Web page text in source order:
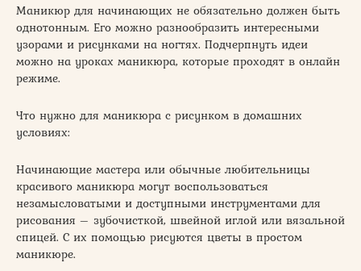
Маникюр для начинающих не обязательно должен быть
однотонным. Его можно разнообразить интересными
узорами и рисунками на ногтях. Подчерпнуть идеи
можно на уроках маникюра, которые проходят в онлайн
режиме.
Что нужно для маникюра с рисунком в домашних
условиях:
Начинающие мастера или обычные любительницы
красивого маникюра могут воспользоваться
незамысловатыми и доступными инструментами для
рисования – зубочисткой, швейной иглой или вязальной
спицей. C их помощью рисуются цветы в простом
маникюре.